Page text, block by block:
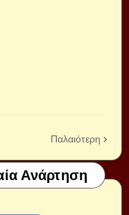
Παλαιότερη
Ανάρτηση